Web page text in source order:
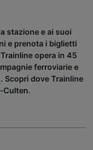
stazione e ai suoi
e prenota i biglietti
opera in 45
ferroviarie e
. Scopri dove Trainline
Culten.